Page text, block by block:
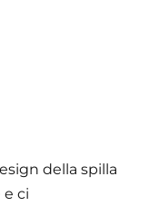
della spilla
ci